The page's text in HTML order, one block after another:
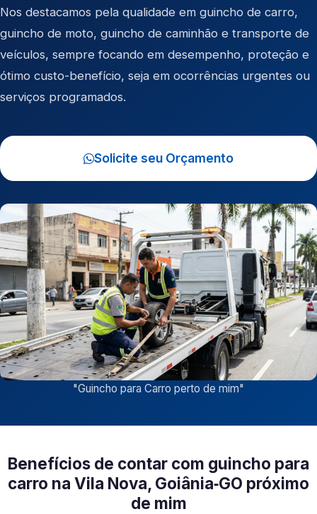
Nos destacamos pela qualidade em guincho de carro,
guincho de moto, guincho de caminhão e transporte de
veículos, sempre focando em desempenho, proteção e
ótimo custo-benefício, seja em ocorrências urgentes ou
serviços programados.
Solicite seu Orçamento
"Guincho para Carro perto de mim"
Benefícios de contar com guincho para
carro na Vila Nova, Goiânia‑GO próximo
de mim